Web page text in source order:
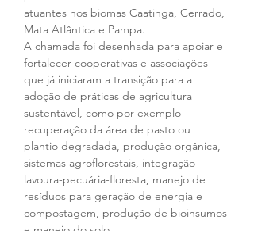
atuantes nos biomas Caatinga, Cerrado,
Mata Atlântica e Pampa.
A chamada foi desenhada para apoiar e
fortalecer cooperativas e associações
que já iniciaram a transição para a
adoção de práticas de agricultura
sustentável, como por exemplo
recuperação da área de pasto ou
plantio degradada, produção orgânica,
sistemas agroflorestais, integração
lavoura-pecuária-floresta, manejo de
resíduos para geração de energia e
compostagem, produção de bioinsumos